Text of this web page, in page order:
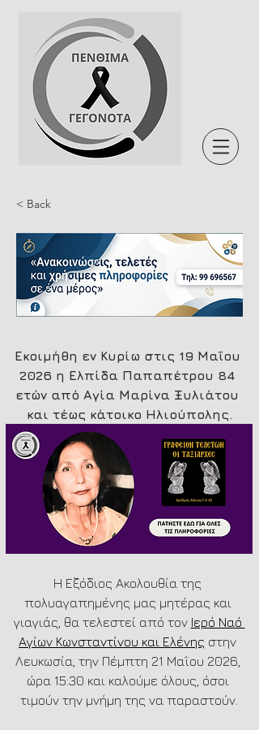
< Back
Εκοιμήθη εν Κυρίω στις 19 Μαΐου
2026 η Ελπίδα Παπαπέτρου 84
ετών από Αγία Μαρίνα Ξυλιάτου
και τέως κάτοικο Ηλιούπολης.
Η Εξόδιος Ακολουθία της
πολυαγαπημένης μας μητέρας και
γιαγιάς, θα τελεστεί από τον Ιερό Ναό
Αγίων Κωνσταντίνου και Ελένης στην
Λευκωσία, την Πέμπτη 21 Μαΐου 2026,
ώρα 15:30 και καλούμε όλους, όσοι
τιμούν την μνήμη της να παραστούν.